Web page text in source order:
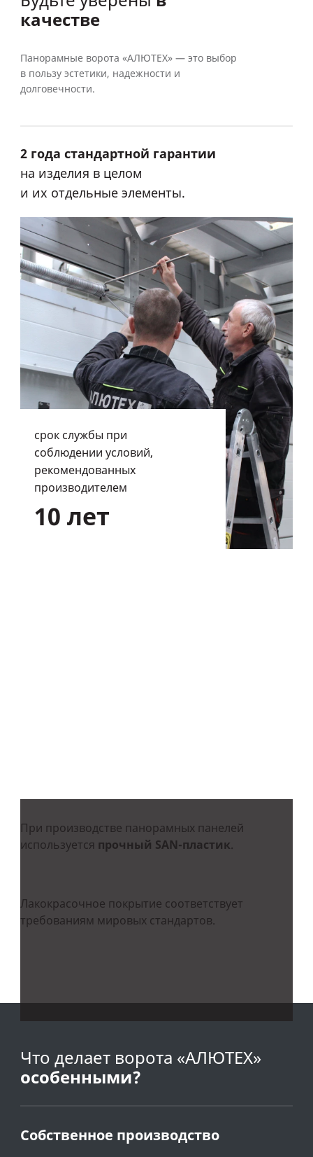
качестве
Панорамные ворота «АЛЮТЕХ» — это выбор
в пользу эстетики, надежности и
долговечности.
2 года стандартной гарантии
на изделия в целом
и их отдельные элементы.
срок службы при
соблюдении условий,
рекомендованных
производителем
10 лет
При производстве панорамных панелей
используется прочный SAN-пластик.
Лакокрасочное покрытие соответствует
требованиям мировых стандартов.
Что делает ворота «АЛЮТЕХ»
особенными?
Собственное производство